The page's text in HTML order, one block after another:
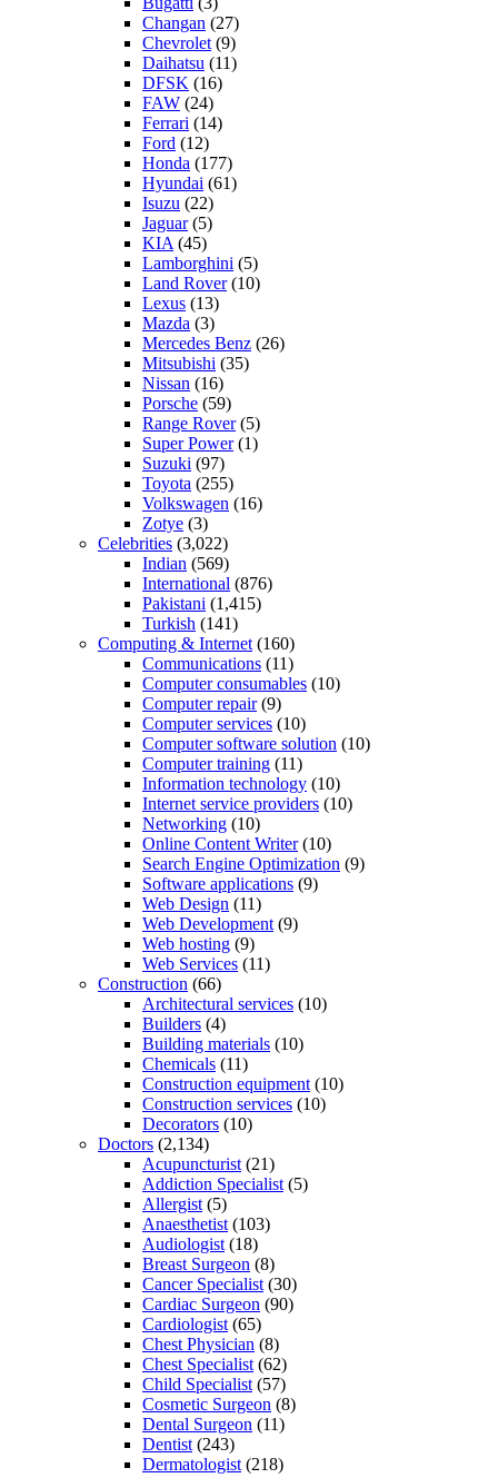
Changan (27)
Chevrolet (9)
Daihatsu (11)
DFSK (16)
FAW (24)
Ferrari (14)
Ford (12)
Honda (177)
Hyundai (61)
Isuzu (22)
Jaguar(5)
KIA (45)
Lamborghini (5)
Land Rover(10)
Lexus (13)
Mazda (3)
Mercedes Benz (26)
Mitsubishi (35)
Nissan (16)
Porsche (59)
Range Rover(5)
Super Power(1)
Suzuki (97)
Toyota (255)
Volkswagen (16)
Zotye (3)
Celebrities (3,022)
Indian (569)
International (876)
Pakistani (1,415)
Turkish (141)
Computing & Internet (160)
Communications (11)
Computer consumables (10)
Computer repair(9)
Computer services (10)
Computer software solution (10)
Computer training (11)
Information technology (10)
Internet service providers (10)
Networking (10)
Online Content Writer(10)
Search Engine Optimization (9)
Software applications (9)
Web Design (11)
Web Development (9)
Web hosting (9)
Web Services (11)
Construction (66)
Architectural services (10)
Builders (4)
Building materials (10)
Chemicals (11)
Construction equipment (10)
Construction services (10)
Decorators (10)
Doctors (2,134)
Acupuncturist (21)
Addiction Specialist (5)
Allergist (5)
Anaesthetist (103)
Audiologist (18)
Breast Surgeon (8)
Cancer Specialist (30)
Cardiac Surgeon (90)
Cardiologist (65)
Chest Physician (8)
Chest Specialist (62)
Child Specialist (57)
Cosmetic Surgeon (8)
Dental Surgeon (11)
Dentist (243)
Dermatologist (218)